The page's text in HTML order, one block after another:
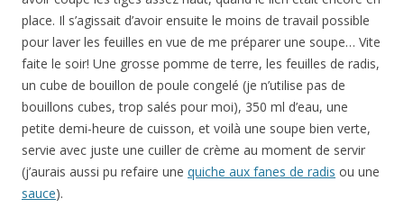
place. Il s’agissait d’avoir ensuite le moins de travail possible
pour laver les feuilles en vue de me préparer une soupe… Vite
faite le soir! Une grosse pomme de terre, les feuilles de radis,
un cube de bouillon de poule congelé (je n’utilise pas de
bouillons cubes, trop salés pour moi), 350 ml d’eau, une
petite demi-heure de cuisson, et voilà une soupe bien verte,
servie avec juste une cuiller de crème au moment de servir
(j’aurais aussi pu refaire une quiche aux fanes de radis ou une
sauce).